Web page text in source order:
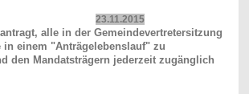
23.11.2015
alle in der Gemeindevertretersitzung
in einem "Anträgelebenslauf" zu
den Mandatsträgern jederzeit zugänglich